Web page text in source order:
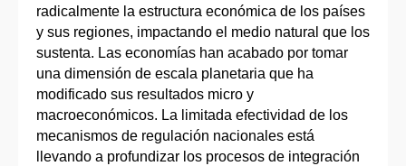
radicalmente la estructura económica de los países
y sus regiones, impactando el medio natural que los
sustenta. Las economías han acabado por tomar
una dimensión de escala planetaria que ha
modificado sus resultados micro y
macroeconómicos. La limitada efectividad de los
mecanismos de regulación nacionales está
llevando a profundizar los procesos de integración